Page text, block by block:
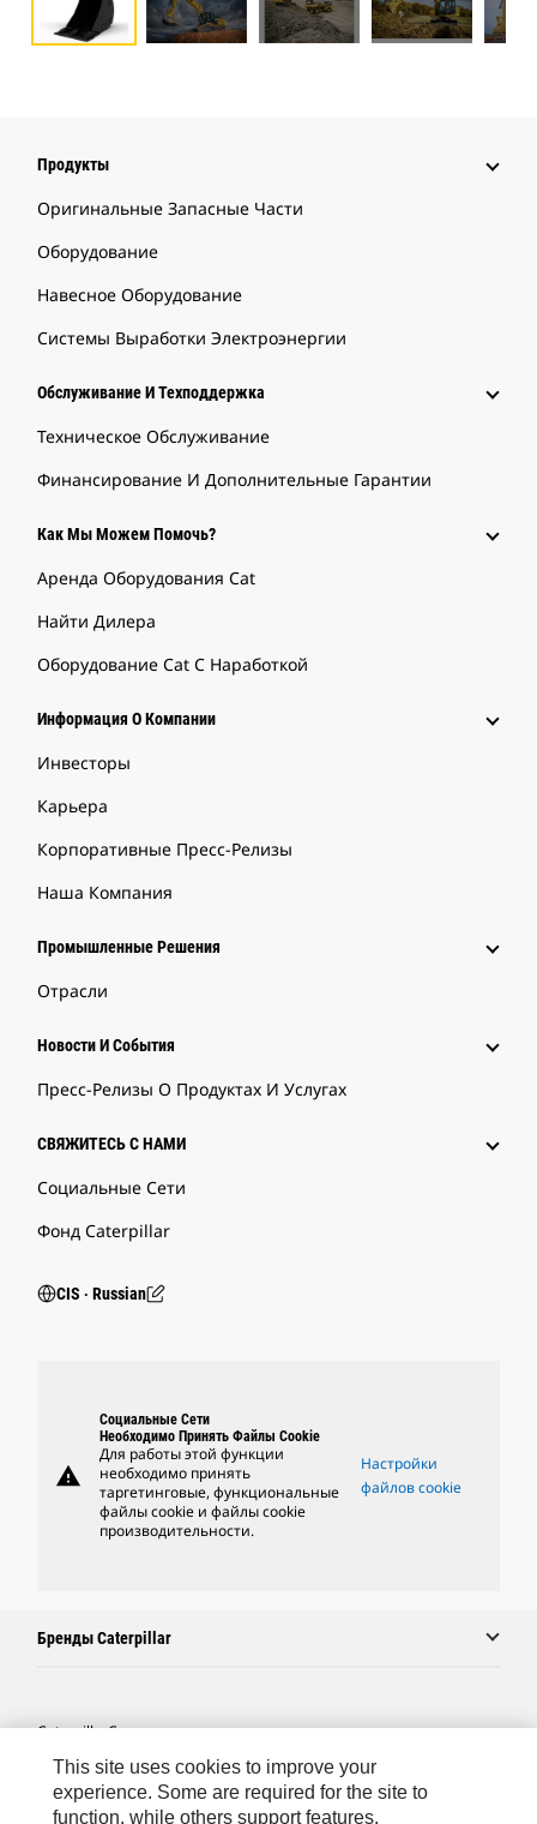
Продукты
Оригинальные Запасные Части
Оборудование
Навесное Оборудование
Системы Выработки Электроэнергии
Обслуживание И Техподдержка
Техническое Обслуживание
Финансирование И Дополнительные Гарантии
Как Мы Можем Помочь?
Аренда Оборудования Cat
Найти Дилера
Оборудование Cat С Наработкой
Информация О Компании
Инвесторы
Карьера
Корпоративные Пресс-Релизы
Наша Компания
Промышленные Решения
Отрасли
Новости И События
Пресс-Релизы О Продуктах И Услугах
СВЯЖИТЕСЬ С НАМИ
Социальные Сети
Фонд Caterpillar
CIS ‧ Russian
warning
Социальные Сети
Необходимо Принять Файлы Cookie
Для работы этой функции
необходимо принять
таргетинговые, функциональные
файлы cookie и файлы cookie
производительности.
Настройки
файлов cookie
Бренды Caterpillar
Caterpillar.com
Связаться С Caterpillar
Карта Сайта
This site uses cookies to improve your
experience. Some are required for the site to
function, while others support features,